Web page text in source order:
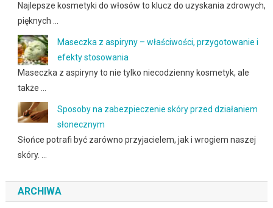
Najlepsze kosmetyki do włosów to klucz do uzyskania zdrowych,
pięknych …
Maseczka z aspiryny – właściwości, przygotowanie i
efekty stosowania
Maseczka z aspiryny to nie tylko niecodzienny kosmetyk, ale
także …
Sposoby na zabezpieczenie skóry przed działaniem
słonecznym
Słońce potrafi być zarówno przyjacielem, jak i wrogiem naszej
skóry. …
ARCHIWA